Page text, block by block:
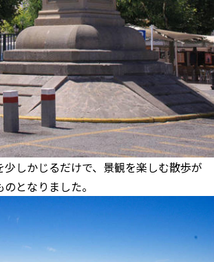
少しかじるだけで、景観を楽しむ散歩が
となりました。